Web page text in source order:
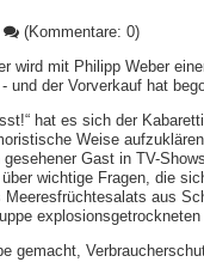
|
(Kommentare: 0)
wird mit Philipp Weber
und der Vorverkauf hat
hat es sich der
Weise
Gast in TV-
wichtige Fragen, die
aus
gemacht,